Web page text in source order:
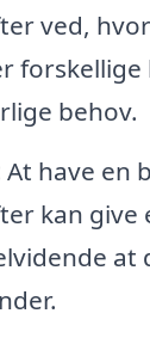
ved,
forskellige
behov.
At have en
kan give
at